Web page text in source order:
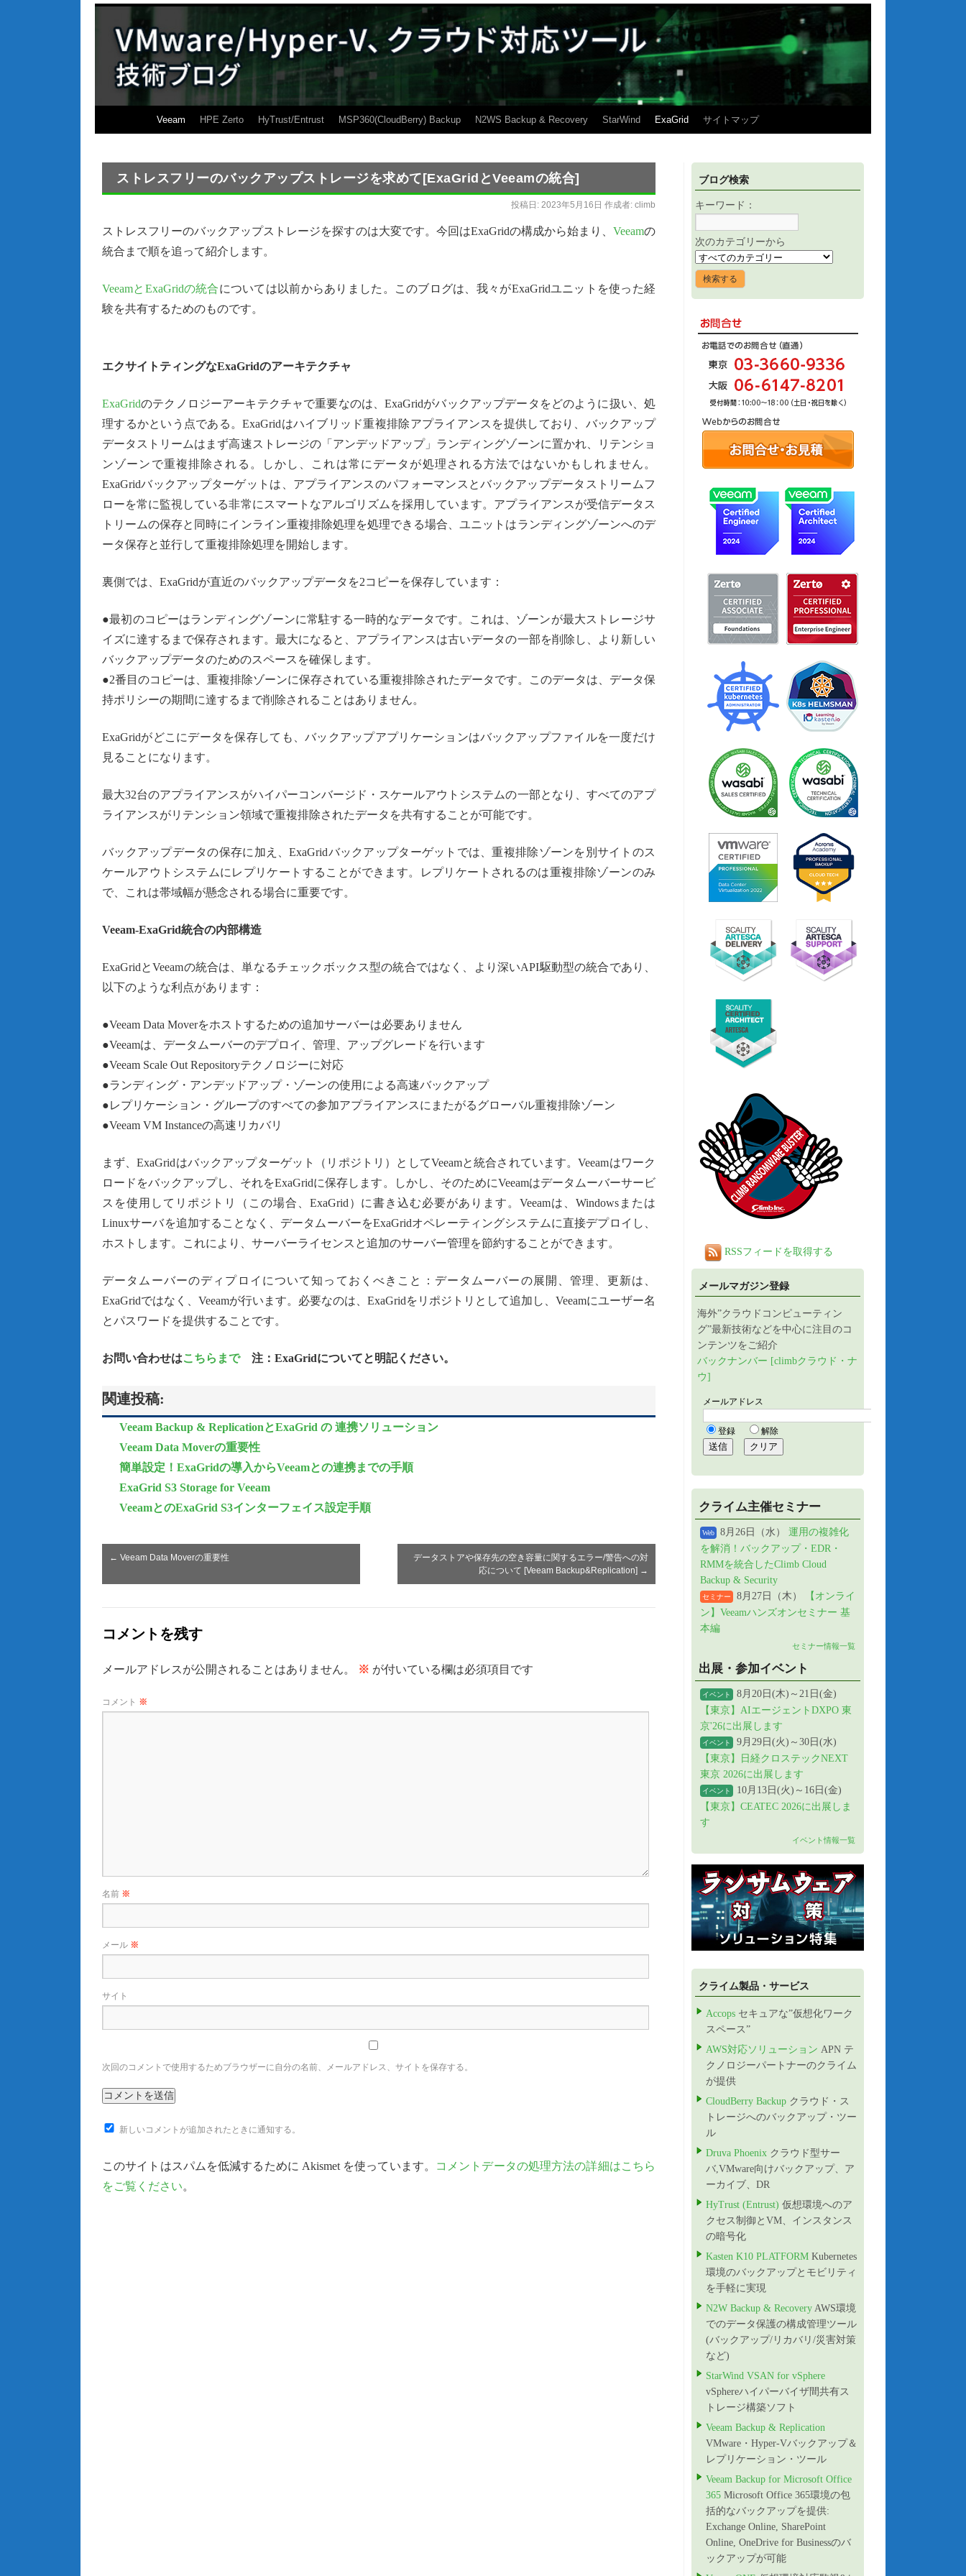
Veeam HPE Zerto HyTrust/Entrust MSP360(CloudBerry) Backup N2WS Backup & Recovery StarWind ExaGrid サイトマップ
ストレスフリーのバックアップストレージを求めて[ExaGridとVeeamの統合]
投稿日: 2023年5月16日 作成者: climb
ストレスフリーのバックアップストレージを探すのは大変です。今回はExaGridの構成から始まり、 Veeamの
統合まで順を追って紹介します。
VeeamとExaGridの統合については以前からありました。このブログは、我々がExaGridユニットを使った経
験を共有するためのものです。
エクサイトティングなExaGridのアーキテクチャ
ExaGridのテクノロジーアーキテクチャで重要なのは、ExaGridがバックアップデータをどのように扱い、処
理するかという点である。ExaGridはハイブリッド重複排除アプライアンスを提供しており、バックアップ
データストリームはまず高速ストレージの「アンデッドアップ」ランディングゾーンに置かれ、リテンショ
ンゾーンで重複排除される。しかし、これは常にデータが処理される方法ではないかもしれません。
ExaGridバックアップターゲットは、アプライアンスのパフォーマンスとバックアップデータストリームフ
ローを常に監視している非常にスマートなアルゴリズムを採用しています。アプライアンスが受信データス
トリームの保存と同時にインライン重複排除処理を処理できる場合、ユニットはランディングゾーンへのデ
ータ保存と並行して重複排除処理を開始します。
裏側では、ExaGridが直近のバックアップデータを2コピーを保存しています：
●最初のコピーはランディングゾーンに常駐する一時的なデータです。これは、ゾーンが最大ストレージサ
イズに達するまで保存されます。最大になると、アプライアンスは古いデータの一部を削除し、より新しい
バックアップデータのためのスペースを確保します。
●2番目のコピーは、重複排除ゾーンに保存されている重複排除されたデータです。このデータは、データ保
持ポリシーの期間に達するまで削除されることはありません。
ExaGridがどこにデータを保存しても、バックアップアプリケーションはバックアップファイルを一度だけ
見ることになります。
最大32台のアプライアンスがハイパーコンバージド・スケールアウトシステムの一部となり、すべてのアプ
ライアンスがリテンション領域で重複排除されたデータを共有することが可能です。
バックアップデータの保存に加え、ExaGridバックアップターゲットでは、重複排除ゾーンを別サイトのス
ケールアウトシステムにレプリケートすることができます。レプリケートされるのは重複排除ゾーンのみ
で、これは帯域幅が懸念される場合に重要です。
Veeam-ExaGrid統合の内部構造
ExaGridとVeeamの統合は、単なるチェックボックス型の統合ではなく、より深いAPI駆動型の統合であり、
以下のような利点があります：
●Veeam Data Moverをホストするための追加サーバーは必要ありません
●Veeamは、データムーバーのデプロイ、管理、アップグレードを行います
●Veeam Scale Out Repositoryテクノロジーに対応
●ランディング・アンデッドアップ・ゾーンの使用による高速バックアップ
●レプリケーション・グループのすべての参加アプライアンスにまたがるグローバル重複排除ゾーン
●Veeam VM Instanceの高速リカバリ
まず、ExaGridはバックアップターゲット（リポジトリ）としてVeeamと統合されています。Veeamはワーク
ロードをバックアップし、それをExaGridに保存します。しかし、そのためにVeeamはデータムーバーサービ
スを使用してリポジトリ（この場合、ExaGrid）に書き込む必要があります。Veeamは、Windowsまたは
Linuxサーバを追加することなく、データムーバーをExaGridオペレーティングシステムに直接デプロイし、
ホストします。これにより、サーバーライセンスと追加のサーバー管理を節約することができます。
データムーバーのディプロイについて知っておくべきこと：データムーバーの展開、管理、更新は、
ExaGridではなく、Veeamが行います。必要なのは、ExaGridをリポジトリとして追加し、Veeamにユーザー名
とパスワードを提供することです。
お問い合わせはこちらまで注：ExaGridについてと明記ください。
関連投稿:
Veeam Backup & ReplicationとExaGrid の 連携ソリューション
Veeam Data Moverの重要性
簡単設定！ExaGridの導入からVeeamとの連携までの手順
ExaGrid S3 Storage for Veeam
VeeamとのExaGrid S3インターフェイス設定手順
← Veeam Data Moverの重要性
データストアや保存先の空き容量に関するエラー/警告への対
応について [Veeam Backup&Replication] →
コメントを残す
メールアドレスが公開されることはありません。 ※ が付いている欄は必須項目です
コメント ※
名前 ※
メール ※
サイト
次回のコメントで使用するためブラウザーに自分の名前、メールアドレス、サイトを保存する。
新しいコメントが追加されたときに通知する。
このサイトはスパムを低減するために Akismet を使っています。
コメントデータの処理方法の詳細はこちら
をご覧ください。
ブログ検索
キーワード：
次のカテゴリーから
RSSフィードを取得する
メールマガジン登録
海外”クラウドコンピューティン
グ”最新技術などを中心に注目のコ
ンテンツをご紹介
バックナンバー [climbクラウド・ナ
ウ]
クライム主催セミナー
Web 8月26日（水） 運用の複雑化
を解消！バックアップ・EDR・
RMMを統合したClimb Cloud
Backup & Security
セミナー 8月27日（木）
【オンライ
ン】Veeamハンズオンセミナー 基
本編
セミナー情報一覧
出展・参加イベント
イベント
8月20日(木)～21日(金)
【東京】AIエージェントDXPO 東
京'26に出展します
イベント
9月29日(火)～30日(水)
【東京】日経クロステックNEXT
東京 2026に出展します
イベント
10月13日(火)～16日(金)
【東京】CEATEC 2026に出展しま
す
イベント情報一覧
クライム製品・サービス
Accops セキュアな”仮想化ワーク
スペース”
AWS対応ソリューション APN テ
クノロジーパートナーのクライム
が提供
CloudBerry Backup クラウド・ス
トレージへのバックアップ・ツー
ル
Druva Phoenix クラウド型サー
バ,VMware向けバックアップ、ア
ーカイブ、DR
HyTrust (Entrust) 仮想環境へのア
クセス制御とVM、インスタンス
の暗号化
Kasten K10 PLATFORM Kubernetes
環境のバックアップとモビリティ
を手軽に実現
N2W Backup & Recovery AWS環境
でのデータ保護の構成管理ツール
(バックアップ/リカバリ/災害対策
など)
StarWind VSAN for vSphere
vSphereハイパーバイザ間共有ス
トレージ構築ソフト
Veeam Backup & Replication
VMware・Hyper-Vバックアップ＆
レプリケーション・ツール
Veeam Backup for Microsoft Office
365 Microsoft Office 365環境の包
括的なバックアップを提供:
Exchange Online, SharePoint
Online, OneDrive for Businessのバ
ックアップが可能